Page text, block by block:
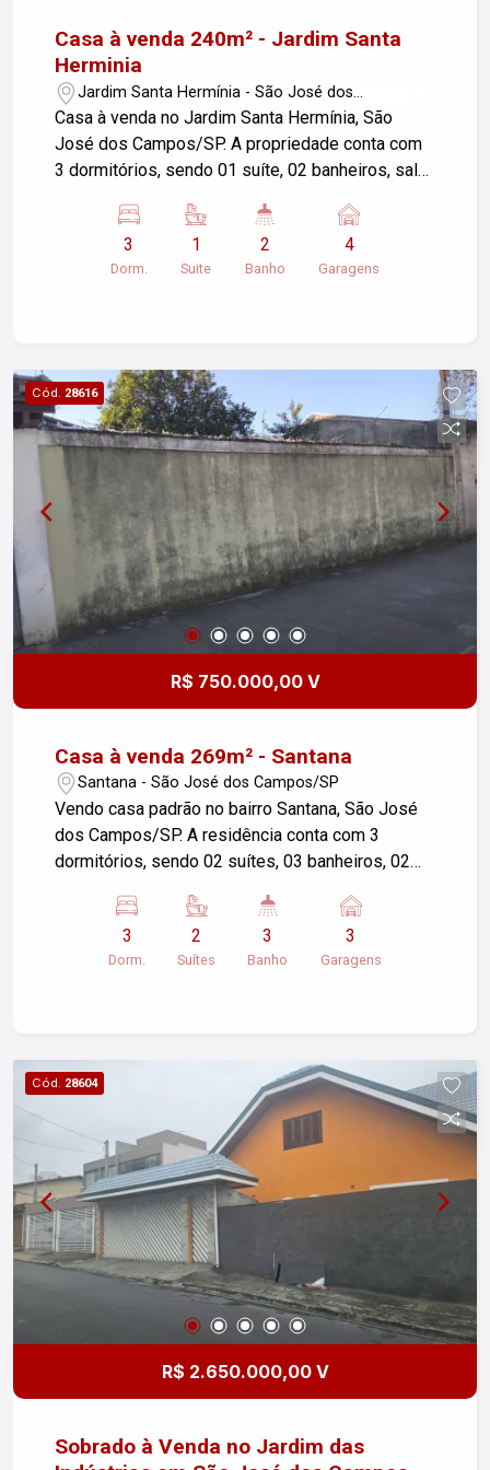
Casa à venda 240m² - Jardim Santa
Herminia
Jardim Santa Hermínia - São José dos
Campos/SP
Casa à venda no Jardim Santa Hermínia, São
José dos Campos/SP. A propriedade conta com
3 dormitórios, sendo 01 suíte, 02 banheiros, sala,
de 240m² e um terreno de 747m². Ideal para
quem busca conforto e espaço em um dos
bairros mais tranquilos da cidade. Entre em
3
Dorm.
1
Suite
2
Banho
4
Garagens
Cód. 28616
R$ 750.000,00 V
Casa à venda 269m² - Santana
Santana - São José dos Campos/SP
Vendo casa padrão no bairro Santana, São José
dos Campos/SP. A residência conta com 3
dormitórios, sendo 02 suítes, 03 banheiros, 02
garagem em uma área construída de 100,00 m²,
situada em um terreno de 269,00 m². Ideal para
quem busca conforto e espaço em uma boa
3
Dorm.
2
Suítes
3
Banho
3
Garagens
Cód. 28604
R$ 2.650.000,00 V
Sobrado à Venda no Jardim das